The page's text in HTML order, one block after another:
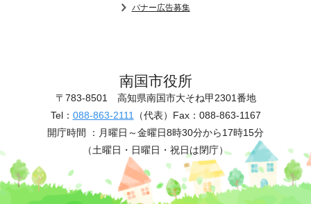
バナー広告募集
南国市役所
〒783-8501 高知県南国市大そね甲2301番地
Tel： 088-863-2111 （代表） Fax：088-863-1167
開庁時間 ： 月曜日～金曜日8時30分から17時15分
（土曜日・日曜日・祝日は閉庁）